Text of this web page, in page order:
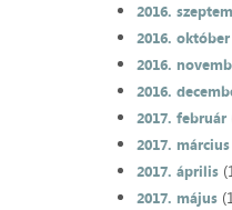
2016.
2016. október
2016.
2016.
2017. február
2017. március
2017. április
2017. május